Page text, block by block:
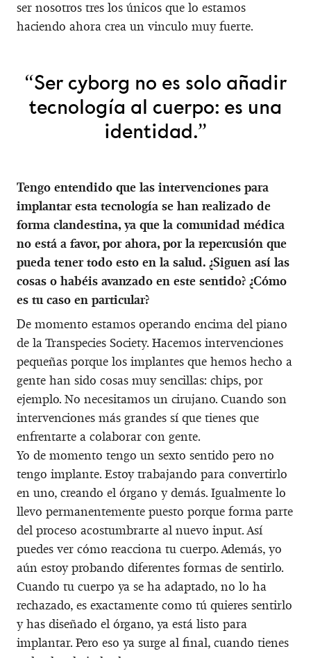
ser nosotros tres los únicos que lo estamos
haciendo ahora crea un vinculo muy fuerte.
“Ser cyborg no es solo añadir
tecnología al cuerpo: es una
identidad.”
Tengo entendido que las intervenciones para
implantar esta tecnología se han realizado de
forma clandestina, ya que la comunidad médica
no está a favor, por ahora, por la repercusión que
pueda tener todo esto en la salud. ¿Siguen así las
cosas o habéis avanzado en este sentido? ¿Cómo
es tu caso en particular?
De momento estamos operando encima del piano
de la Transpecies Society. Hacemos intervenciones
pequeñas porque los implantes que hemos hecho a
gente han sido cosas muy sencillas: chips, por
ejemplo. No necesitamos un cirujano. Cuando son
intervenciones más grandes sí que tienes que
enfrentarte a colaborar con gente.
Yo de momento tengo un sexto sentido pero no
tengo implante. Estoy trabajando para convertirlo
en uno, creando el órgano y demás. Igualmente lo
llevo permanentemente puesto porque forma parte
del proceso acostumbrarte al nuevo input. Así
puedes ver cómo reacciona tu cuerpo. Además, yo
aún estoy probando diferentes formas de sentirlo.
Cuando tu cuerpo ya se ha adaptado, no lo ha
rechazado, es exactamente como tú quieres sentirlo
y has diseñado el órgano, ya está listo para
implantar. Pero eso ya surge al final, cuando tienes